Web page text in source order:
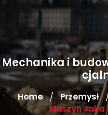
Mechanika i
Home / Przemysł
Maszyn Jaka